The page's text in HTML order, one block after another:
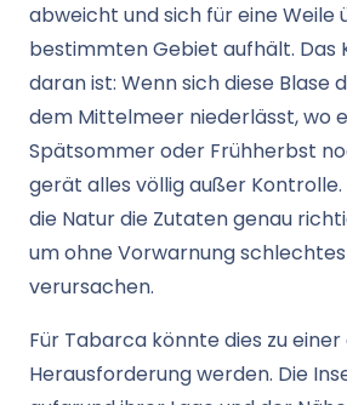
abweicht und sich für eine Weile
bestimmten Gebiet aufhält. Das
daran ist: Wenn sich diese Blase
dem Mittelmeer niederlässt, wo
Spätsommer oder Frühherbst
gerät alles völlig außer Kontrolle.
die Natur die Zutaten genau
um ohne Vorwarnung
verursachen.
Für Tabarca könnte dies zu
Herausforderung werden. Die